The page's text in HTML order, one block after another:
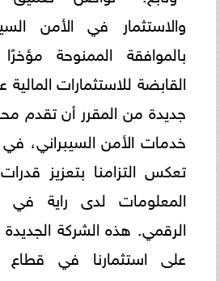
والاستثمار في الأمن
بالموافقة الممنوحة
القابضة للاستثمارات
جديدة من المقرر أن تقدم
خدمات الأمن السيبراني،
تعكس التزامنا بتعزيز
المعلومات لدى راية في
الرقمي. هذه الشركة الجديدة
على استثمارنا في قطاع